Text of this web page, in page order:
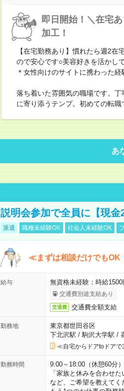
即日開始！＼在宅
加工！
【在宅勤務あり】慣れたら週2
ので安心です○美容好きを活かし
＊女性向けのサイトに携わった
落ち着いた雰囲気の職場です。
に寄り添うテンプ。初めての転職
あ
説明会参加で全員に【現
派遣 職種未経験OK 社会人未経験OK
≪まずは相談だけでもOK
給与 無資格未経験：時給
交通費別途支給あり
交通費 交通費全額支給
勤務地
東京都世田谷区
下北沢駅 / 駒沢大学駅 /
≪自宅からドアtoドアで
勤務時間
9:00～18:00（休憩60分
「家族と休みを合わせ
など、ご希望を教えて